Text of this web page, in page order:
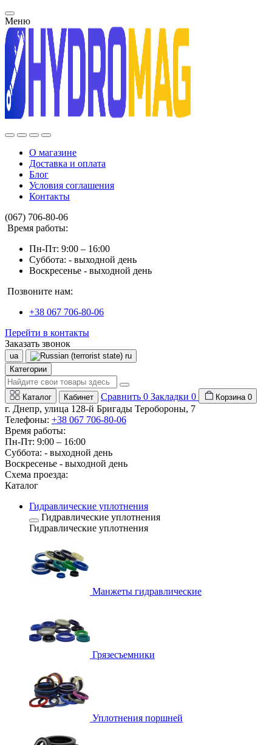
Меню
О магазине
Доставка и оплата
Блог
Условия соглашения
Контакты
(067) 706-80-06
Время работы:
Пн-Пт: 9:00 – 16:00
Суббота: - выходной день
Воскресенье - выходной день
Позвоните нам:
+38 067 706-80-06
Перейти в контакты
Заказать звонок
ua
ru
Категории
Каталог Кабинет Сравнить 0 Закладки 0 Корзина 0
г. Днепр, улица 128-й Бригады Теробороны, 7
Телефоны: +38 067 706-80-06
Время работы:
Пн-Пт: 9:00 – 16:00
Суббота: - выходной день
Воскресенье - выходной день
Схема проезда:
Каталог
Гидравлические уплотнения
Гидравлические уплотнения
Гидравлические уплотнения
Манжеты гидравлические
Грязесъемники
Уплотнения поршней